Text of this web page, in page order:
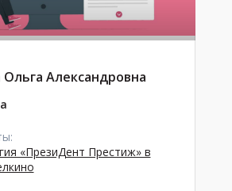
Александровна
«ПрезиДент Престиж» в